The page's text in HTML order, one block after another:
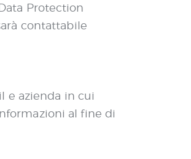
Protection
contattabile
e azienda in cui
al fine di